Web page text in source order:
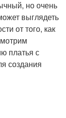
но очень
выглядеть
от того, как
платья с
создания